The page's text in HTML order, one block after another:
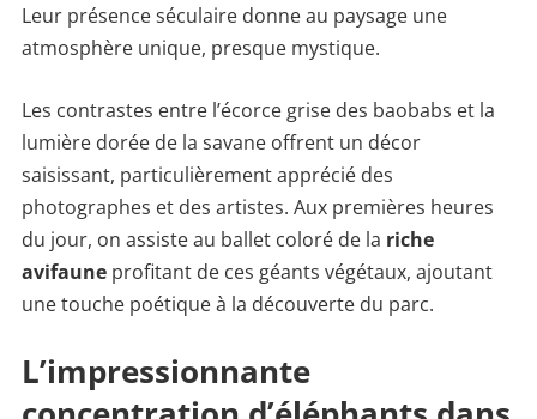
Leur présence séculaire donne au paysage une
atmosphère unique, presque mystique.
Les contrastes entre l’écorce grise des baobabs et la
lumière dorée de la savane offrent un décor
saisissant, particulièrement apprécié des
photographes et des artistes. Aux premières heures
du jour, on assiste au ballet coloré de la riche
avifauneprofitant de ces géants végétaux, ajoutant
une touche poétique à la découverte du parc.
L’impressionnante